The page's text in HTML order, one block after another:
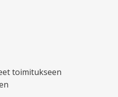
toimitukseen